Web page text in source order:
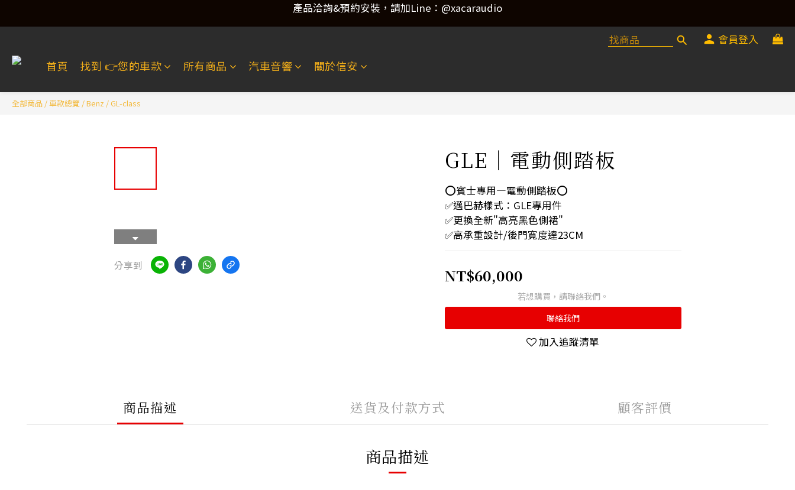
產品洽詢&預約安裝，請加Line：@xacaraudio
歡迎來電洽詢 02-22773788！
會員登入
首頁 找到 👉️您的車款 所有商品 汽車音響 關於信安
全部商品 /車款總覽 /Benz /GL-class
分享到
GLE｜電動側踏板
⭕️賓士專用—電動側踏板⭕️
✅邁巴赫樣式：GLE專用件
✅更換全新"高亮黑色側裙"
✅高承重設計/後門寬度達23CM
NT$60,000
若想購買，請聯絡我們。
聯絡我們
加入追蹤清單
商品描述 送貨及付款方式 顧客評價
商品描述